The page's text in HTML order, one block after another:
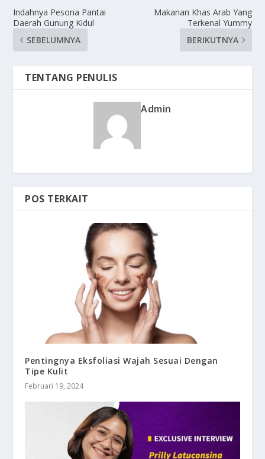
Indahnya Pesona Pantai
Daerah Gunung Kidul
SEBELUMNYA
Makanan Khas Arab Yang
Terkenal Yummy
BERIKUTNYA
TENTANG PENULIS
Admin
POS TERKAIT
Pentingnya Eksfoliasi Wajah Sesuai Dengan
Tipe Kulit
Februari 19, 2024